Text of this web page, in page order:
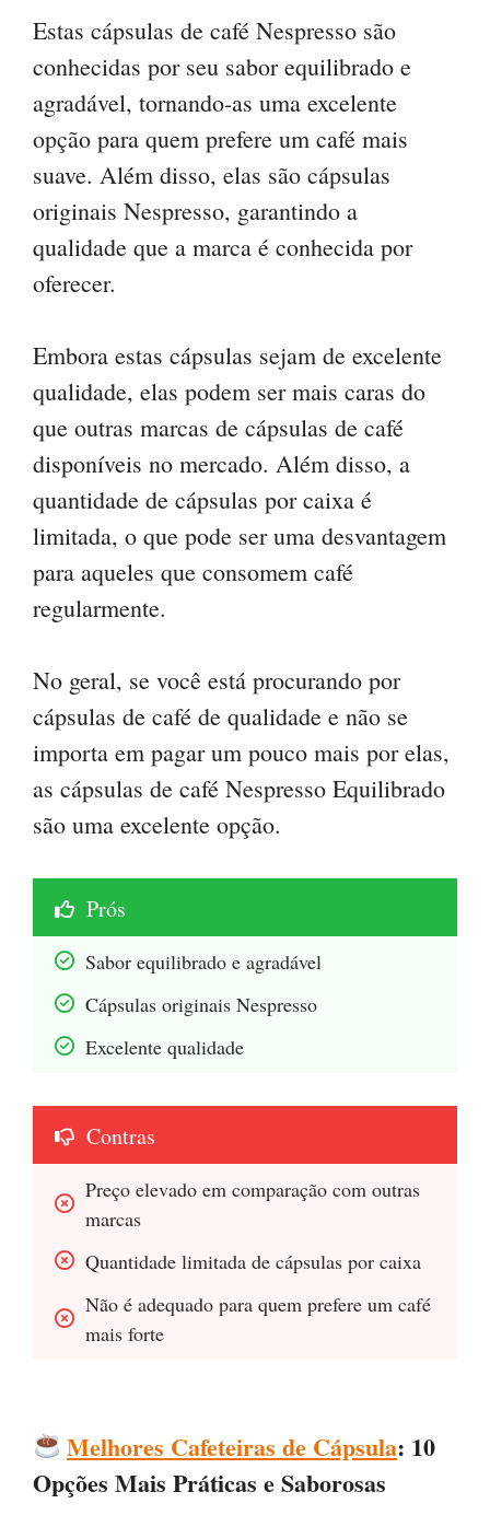
Estas cápsulas de café Nespresso são
conhecidas por seu sabor equilibrado e
agradável, tornando-as uma excelente
opção para quem prefere um café mais
suave. Além disso, elas são cápsulas
originais Nespresso, garantindo a
qualidade que a marca é conhecida por
oferecer.
Embora estas cápsulas sejam de excelente
qualidade, elas podem ser mais caras do
que outras marcas de cápsulas de café
disponíveis no mercado. Além disso, a
quantidade de cápsulas por caixa é
limitada, o que pode ser uma desvantagem
para aqueles que consomem café
regularmente.
No geral, se você está procurando por
cápsulas de café de qualidade e não se
importa em pagar um pouco mais por elas,
as cápsulas de café Nespresso Equilibrado
são uma excelente opção.
Prós
Sabor equilibrado e agradável
Cápsulas originais Nespresso
Excelente qualidade
Contras
Preço elevado em comparação com outras
marcas
Quantidade limitada de cápsulas por caixa
Não é adequado para quem prefere um café
mais forte
Melhores Cafeteiras de Cápsula: 10
Opções Mais Práticas e Saborosas